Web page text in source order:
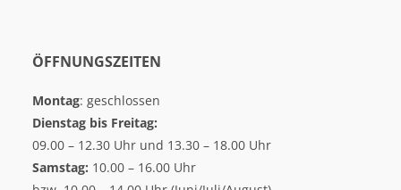
ÖFFNUNGSZEITEN
Montag: geschlossen
Dienstag bis Freitag:
09.00 – 12.30 Uhr und 13.30 – 18.00 Uhr
Samstag: 10.00 – 16.00 Uhr